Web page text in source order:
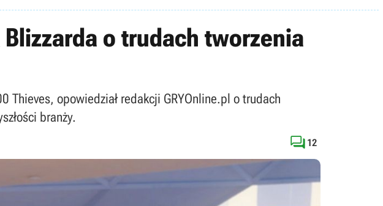
Blizzarda o trudach tworzenia
Thieves, opowiedział redakcji GRYOnline.pl o trudach
branży.
 12